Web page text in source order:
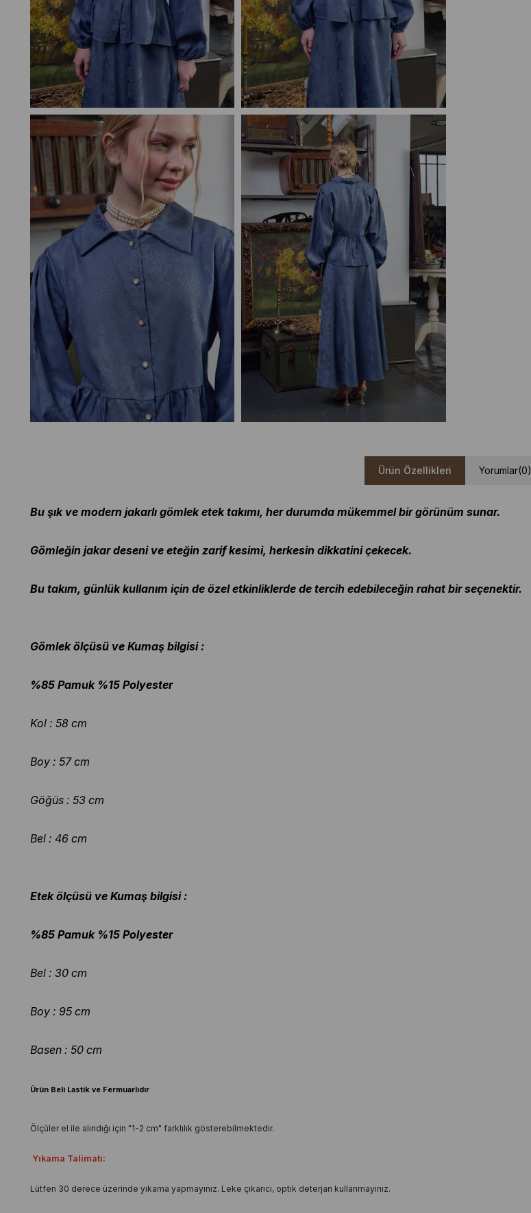
Ürün Özellikleri Yorumlar(0)
Bu şık ve modern jakarlı gömlek etek takımı, her durumda mükemmel bir görünüm sunar.
Gömleğin jakar deseni ve eteğin zarif kesimi, herkesin dikkatini çekecek.
Bu takım, günlük kullanım için de özel etkinliklerde de tercih edebileceğin rahat bir seçenektir.
Gömlek ölçüsü ve Kumaş bilgisi :
%85 Pamuk %15 Polyester
Kol : 58 cm
Boy : 57 cm
Göğüs : 53 cm
Bel : 46 cm
Etek ölçüsü ve Kumaş bilgisi :
%85 Pamuk %15 Polyester
Bel : 30 cm
Boy : 95 cm
Basen : 50 cm
Ürün Beli Lastik ve Fermuarlıdır
Ölçüler el ile alındığı için "1-2 cm" farklılık gösterebilmektedir.
Yıkama Talimatı:
Lütfen 30 derece üzerinde yıkama yapmayınız. Leke çıkarıcı, optik deterjan kullanmayınız.